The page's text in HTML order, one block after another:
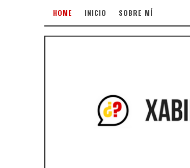
HOME INICIO SOBRE MÍ